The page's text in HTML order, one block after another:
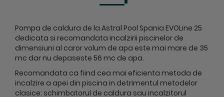
Pompa de caldura de la Astral Pool Spania EVOLine 25
dedicata si recomandata incalzirii piscinelor de
dimensiuni al caror volum de apa este mai mare de 35
mc dar nu depaseste 56 mc de apa.
Recomandata ca fiind cea mai eficienta metoda de
incalzire a apei din piscina in detrimentul metodelor
clasice: schimbatorul de caldura sau incalzitorul